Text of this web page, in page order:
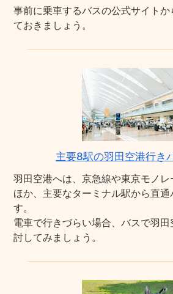
事前に乗車するバスの公式サイト
ておきましょう。
主要8駅の羽田空港行き
羽田空港へは、京急線や東京モノ
ほか、主要なターミナル駅から直通
す。
電車で行きづらい場合、バスで羽
討してみましょう。